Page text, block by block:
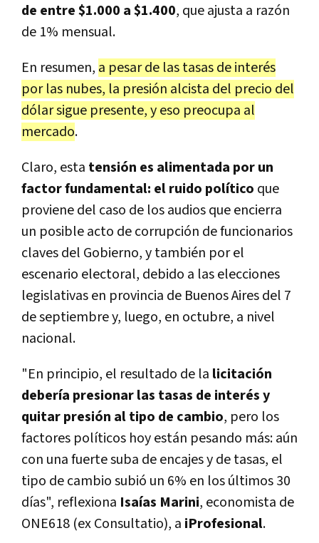
de entre $1.000 a $1.400, que ajusta a razón
de 1% mensual.
En resumen, a pesar de las tasas de interés
por las nubes, la presión alcista del precio del
dólar sigue presente, y eso preocupa al
mercado.
Claro, esta tensión es alimentada por un
factor fundamental: el ruido político que
proviene del caso de los audios que encierra
un posible acto de corrupción de funcionarios
claves del Gobierno, y también por el
escenario electoral, debido a las elecciones
legislativas en provincia de Buenos Aires del 7
de septiembre y, luego, en octubre, a nivel
nacional.
"En principio, el resultado de la licitación
debería presionar las tasas de interés y
quitar presión al tipo de cambio, pero los
factores políticos hoy están pesando más: aún
con una fuerte suba de encajes y de tasas, el
tipo de cambio subió un 6% en los últimos 30
días", reflexiona Isaías Marini, economista de
ONE618 (ex Consultatio), a iProfesional.